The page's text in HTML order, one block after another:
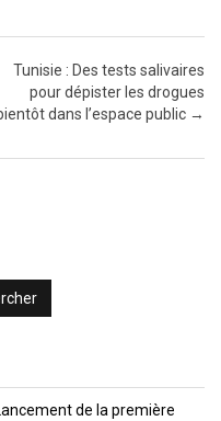
Tunisie : Des tests salivaires
pour dépister les drogues
dans l’espace public →
de la première